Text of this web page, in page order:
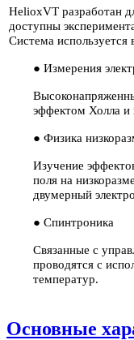
HelioxVT разработан
доступны
Система используется
● Измерения
эффектом Холла и
● Физика
Изучение
поля на
двумерный
● Спинтроника
Связанные с
проводятся с
температур.
Основные